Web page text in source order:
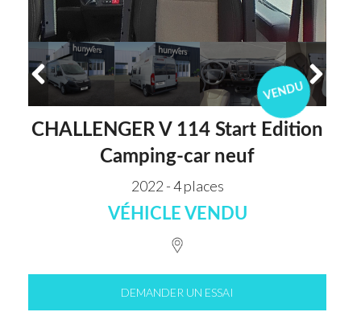
VENDU
CHALLENGER V 114 Start Edition
Camping-car neuf
2022 - 4 places
VÉHICLE VENDU
DEMANDER UN ESSAI